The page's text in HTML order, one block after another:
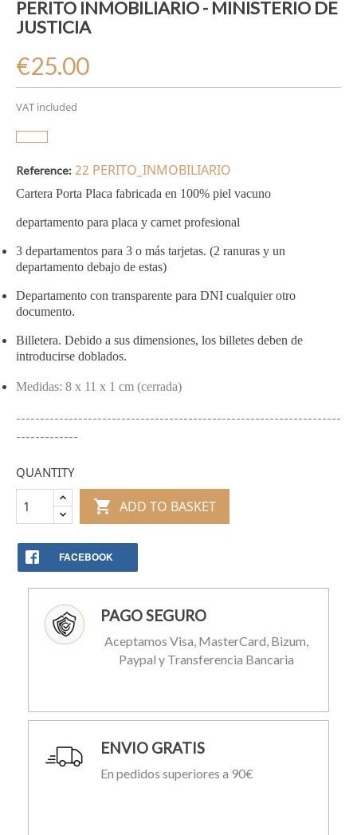
PERITO INMOBILIARIO - MINISTERIO DE
JUSTICIA
€25.00
VAT included
Reference: 22 PERITO_INMOBILIARIO
Cartera Porta Placa fabricada en 100% piel vacuno
departamento para placa y carnet profesional
3 departamentos para 3 o más tarjetas. (2 ranuras y un
departamento debajo de estas)
Departamento con transparente para DNI cualquier otro
documento.
Billetera. Debido a sus dimensiones, los billetes deben de
introducirse doblados.
Medidas: 8 x 11 x 1 cm (cerrada)
--------------------------------------------------------------------
-------------
QUANTITY
 ADD TO BASKET
FACEBOOK
PAGO SEGURO
Aceptamos Visa, MasterCard, Bizum,
Paypal y Transferencia Bancaria
ENVIO GRATIS
En pedidos superiores a 90€